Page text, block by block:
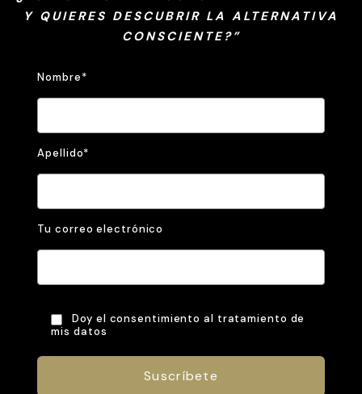
Y QUIERES DESCUBRIR LA ALTERNATIVA
CONSCIENTE?”
Nombre*
Apellido*
Tu correo electrónico
Doy el consentimiento al tratamiento de
mis datos